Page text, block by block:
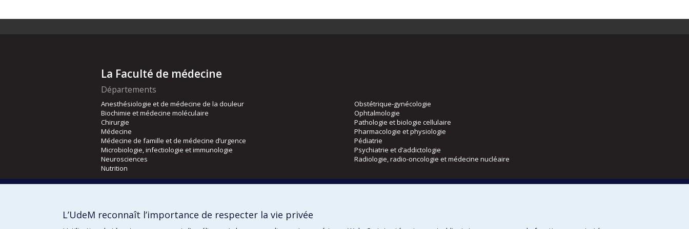
La Faculté de médecine
Départements
Anesthésiologie et de médecine de la douleur
Biochimie et médecine moléculaire
Chirurgie
Médecine
Médecine de famille et de médecine d’urgence
Microbiologie, infectiologie et immunologie
Neurosciences
Nutrition
Obstétrique-gynécologie
Ophtalmologie
Pathologie et biologie cellulaire
Pharmacologie et physiologie
Pédiatrie
Psychiatrie et d’addictologie
Radiologie, radio-oncologie et médecine nucléaire
Orthophonie et audiologie
L’UdeM reconnaît l’importance de respecter la vie privée